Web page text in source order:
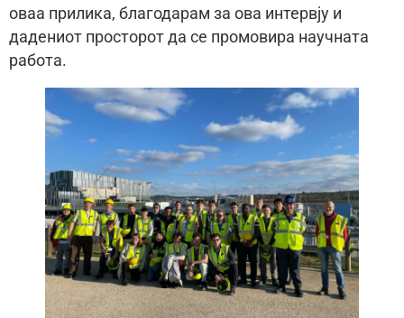
оваа прилика, благодарам за ова интервју и
дадениот просторот да се промовира научната
работа.